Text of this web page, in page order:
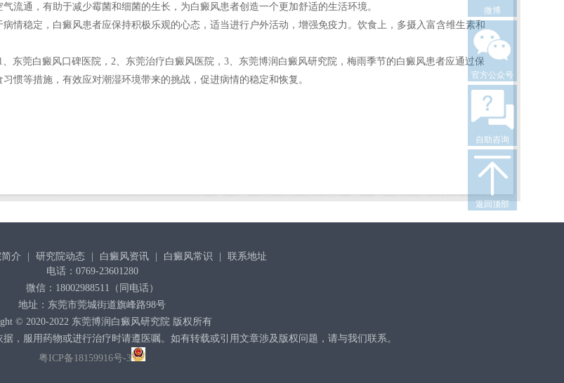
通，有助于减少霉菌和细菌的生长，为白癜风患者创造一个更加舒适的生活环境。
稳定，白癜风患者应保持积极乐观的心态，适当进行户外活动，增强免疫力。饮食上，多摄入富含维生素和
1、东莞白癜风口碑医院，2、东莞治疗白癜风医院，3、东莞博润白癜风研究院，梅雨季节的白癜风患者应通过保
惯等措施，有效应对潮湿环境带来的挑战，促进病情的稳定和恢复。
介 | 研究院动态 | 白癜风资讯 | 白癜风常识 |
联系地址
电话：0769-23601280
微信：18002988511（同电话）
地址：东莞市莞城街道旗峰路98号
© 2020-2022 东莞博润白癜风研究院 版权所有
，服用药物或进行治疗时请遵医嘱。如有转载或引用文章涉及版权问题，请与我们联系。
粤ICP备18159916号-3
微博
官方公众号
自助咨询
返回顶部